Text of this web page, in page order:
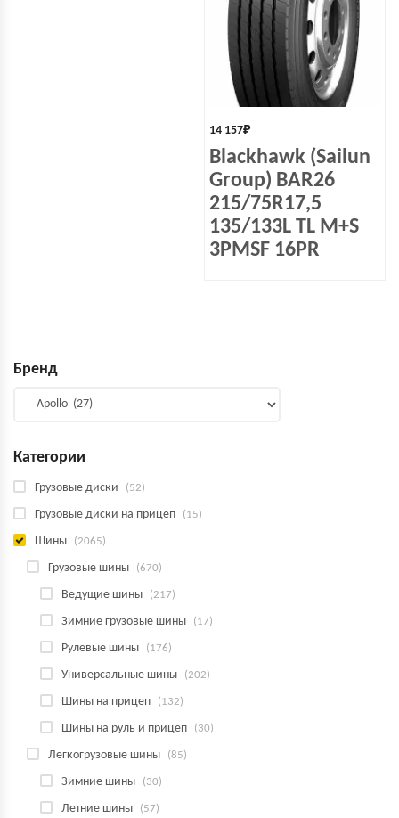
14 157₽
Blackhawk (Sailun
Group) BAR26
215/75R17,5
135/133L TL M+S
3PMSF 16PR
Бренд
Категории
Грузовые диски (52)
Грузовые диски на прицеп (15)
Шины (2065)
Грузовые шины (670)
Ведущие шины (217)
Зимние грузовые шины (17)
Рулевые шины (176)
Универсальные шины (202)
Шины на прицеп (132)
Шины на руль и прицеп (30)
Легкогрузовые шины (85)
Зимние шины (30)
Летние шины (57)